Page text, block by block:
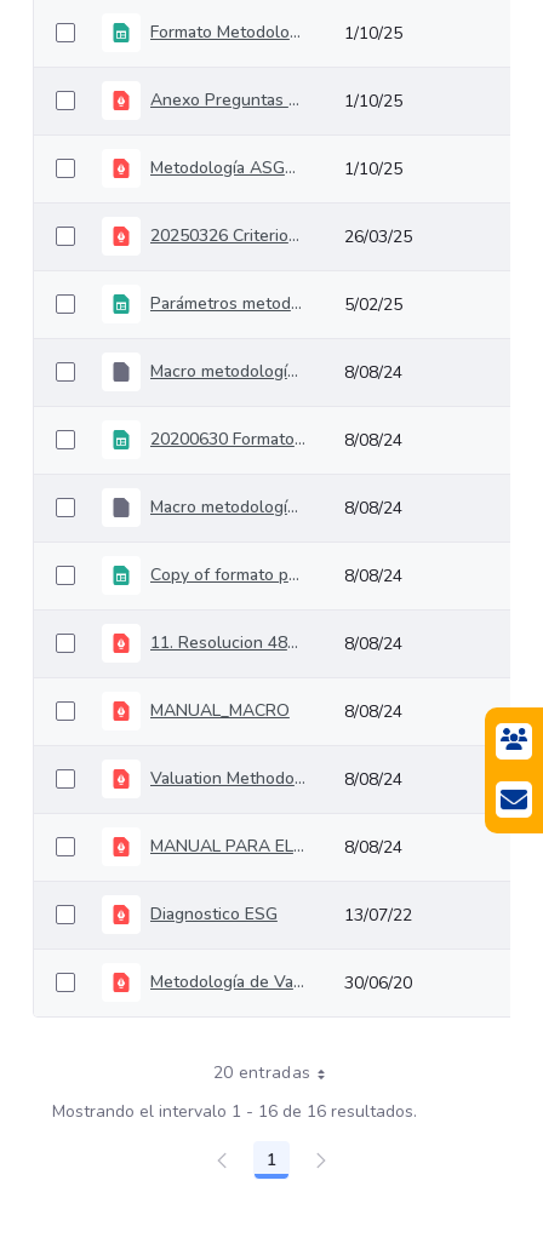
Formato Metodología ASG+R Segunda Edición 1/10/25
Anexo Preguntas Orientadoras Metodología ASG+R Segunda Edición 1/10/25
Metodología ASG+R Segunda Edición 1/10/25
20250326 Criterios específicos para la aplicación de la metodología 26/03/25
Parámetros metodología 5/02/25
Macro metodología de valoración de obligaciones contingentes en proyectos de infraestructura - caso comercial con información. 8/08/24
20200630 Formato sobrecostos 8/08/24
Macro metodología de valoración de obligaciones contingentes en proyectos de infraestructura - caso comercial con información. - GENERAL 8/08/24
Copy of formato para actualizar porcentajes de sobrecostos en proyectos en ejecución 8/08/24
11. Resolucion 4859 diciembre 23 2019 Metodologia de valoracion de riesgos 8/08/24
MANUAL_MACRO 8/08/24
Valuation Methodology for contingent liabilities in infrastructure projects, The Colombian Case 8/08/24
MANUAL PARA EL USO DE LA MACRO FORMATOS ASG+R 8/08/24
Diagnostico ESG 13/07/22
Metodología de Valoración de Obligaciones Contingentes en proyectos de Infraestructura 30/06/20
20 entradas
Mostrando el intervalo 1 - 16 de 16 resultados.
Página
1